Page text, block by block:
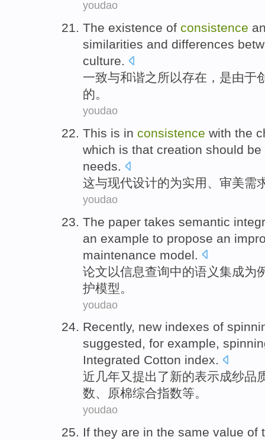
youdao
The existence of consistence
similarities and differences
culture.
一致与和谐之所以存在 ， 是由于
的。
youdao
This is in consistence with the
which is that creation should be
needs.
这与现代设计的为实用 、 审美需
youdao
The paper takes semantic
an example to propose an
maintenance model
论文以信息查询中的语义集成为
护模型。
youdao
Recently, new indexes of
suggested, for example,
Integrated Cotton index.
近几年又 提出了新的表示成纱品
数、 原棉综合指数等。
youdao
If they are in the same value of